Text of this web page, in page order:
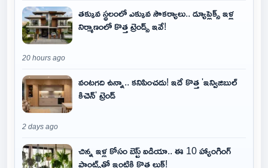
తక్కువ స్థలంలో ఎక్కువ సౌకర్యాలు.. డ్యూప్లెక్స్ ఇళ్ల
నిర్మాణంలో కొత్త ట్రెండ్స్ ఇవే!
20 hours ago
వంటగది ఉన్నా.. కనిపించదు! ఇదే కొత్త 'ఇన్విజిబుల్
కిచెన్' ట్రెండ్
2 days ago
చిన్న ఇళ్ల కోసం బెస్ట్ ఐడియా.. ఈ 10 హ్యాంగింగ్
ప్లాంట్స్‌తో ఇంటికి కొత్త లుక్!